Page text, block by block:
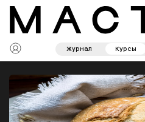
Журнал Курсы